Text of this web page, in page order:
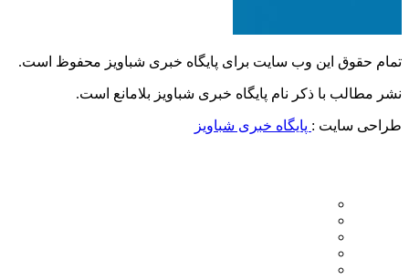
تمام حقوق این وب سایت برای پایگاه خبری شباویز محفوظ است.
نشر مطالب با ذکر نام پایگاه خبری شباویز بلامانع است.
طراحی سایت : پایگاه خبری شباویز